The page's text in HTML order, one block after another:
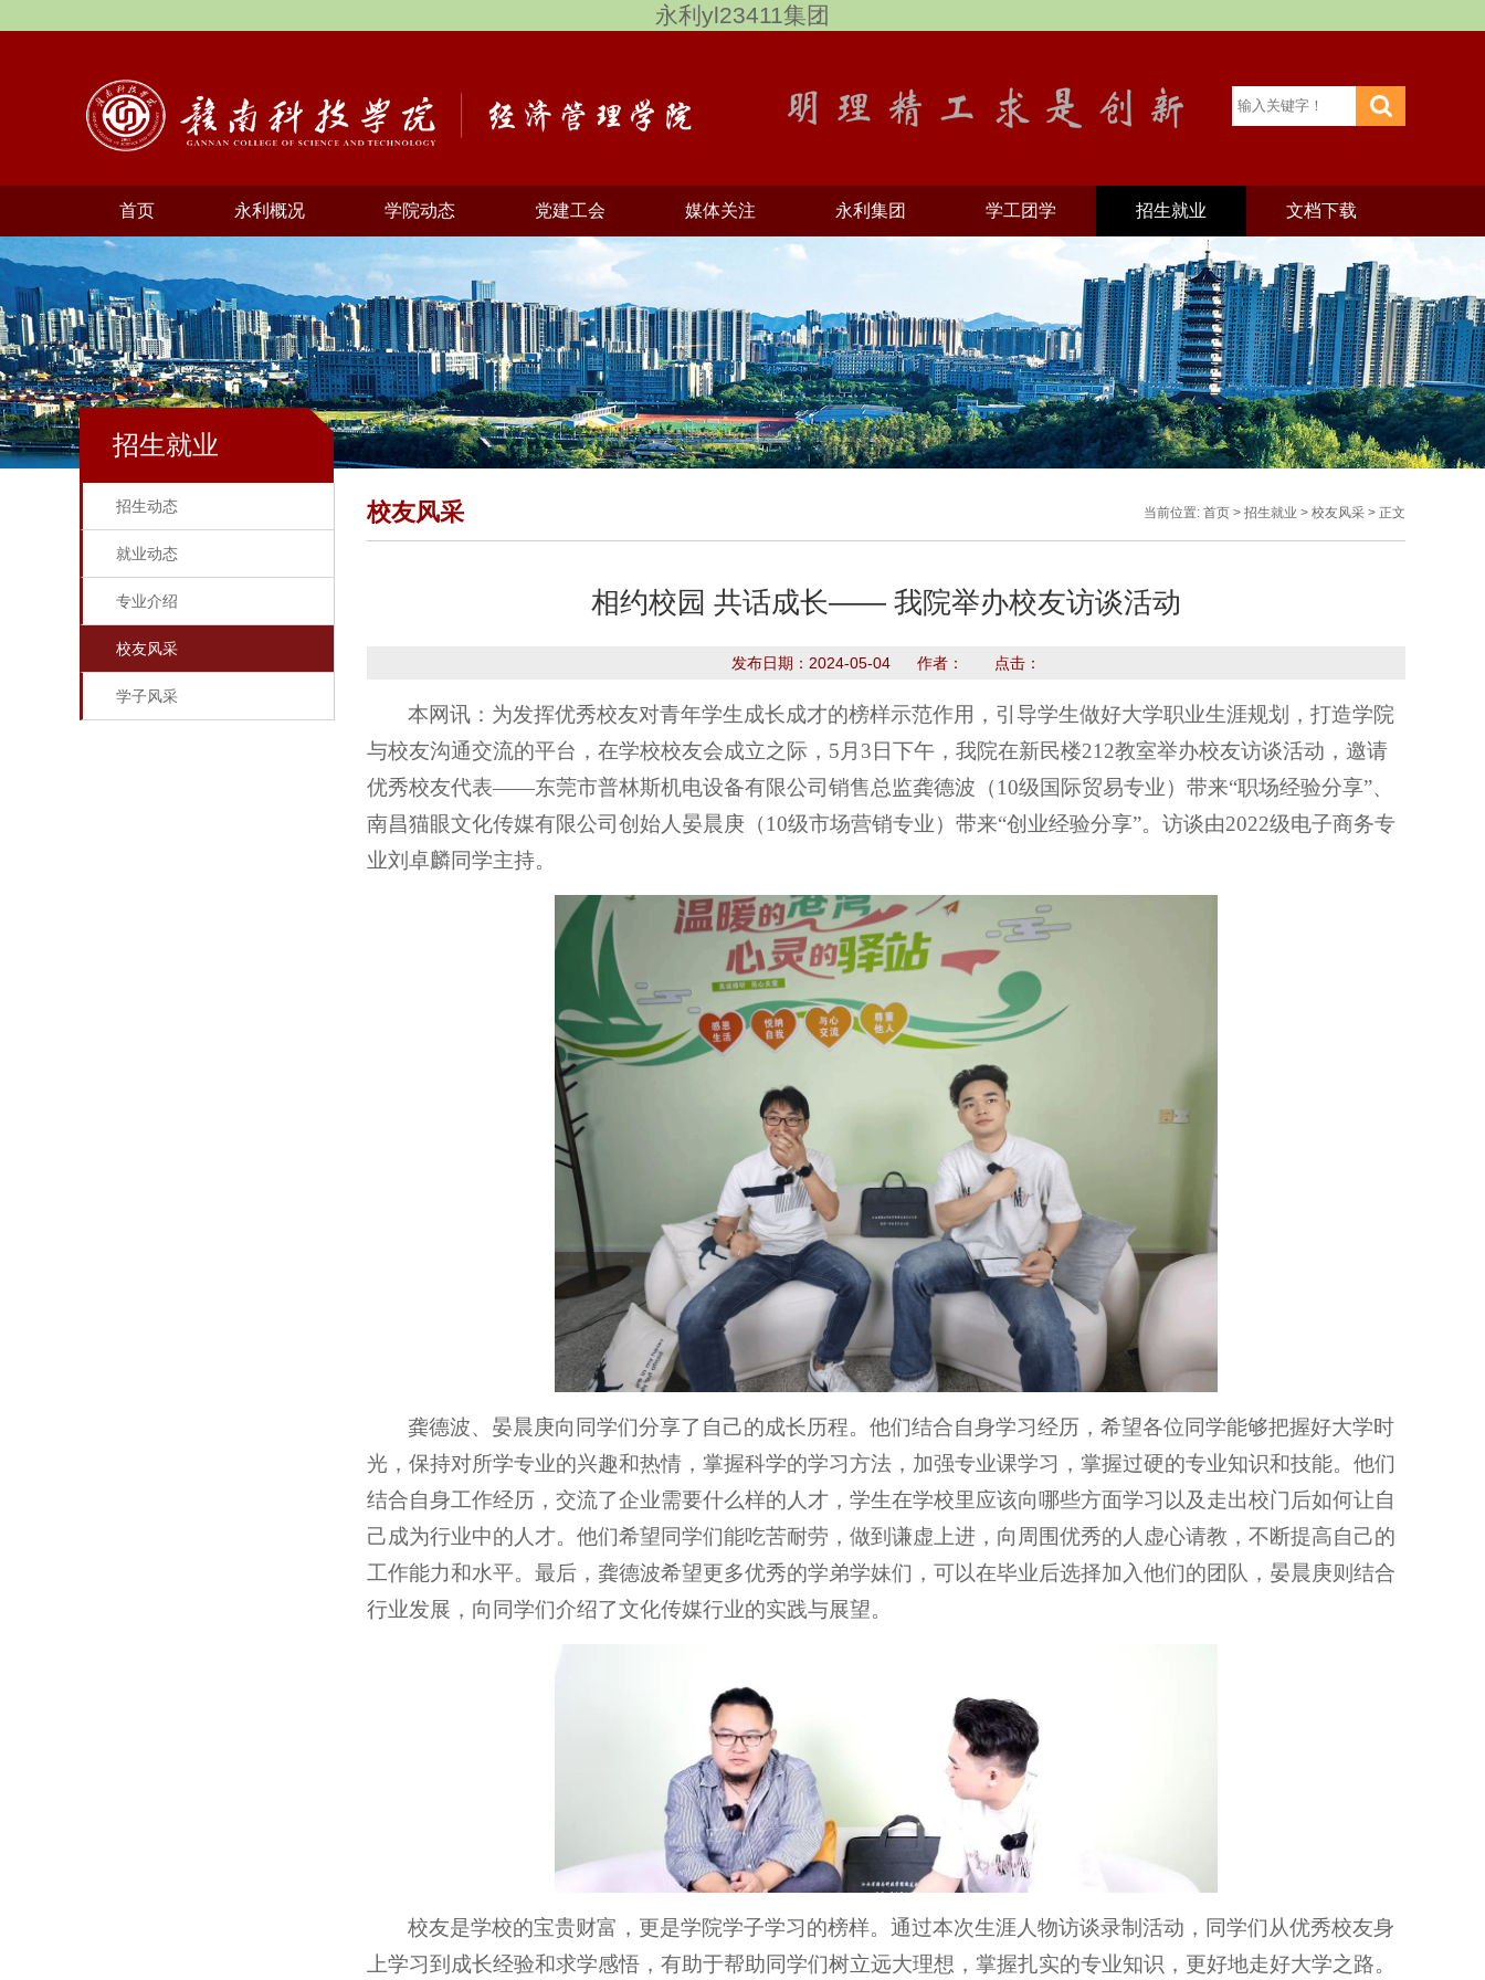
永利yl23411集团
首页 永利概况 学院动态 党建工会 媒体关注 永利集团 学工团学 招生就业 文档下载
招生就业
招生动态
就业动态
专业介绍
校友风采
学子风采
校友风采 当前位置: 首页 > 招生就业 > 校友风采 > 正文
相约校园 共话成长—— 我院举办校友访谈活动
发布日期：2024-05-04 作者： 点击：
本网讯：为发挥优秀校友对青年学生成长成才的榜样示范作用，引导学生做好大学职业生涯规划，打造学院
与校友沟通交流的平台，在学校校友会成立之际，5月3日下午，我院在新民楼212教室举办校友访谈活动，邀请
优秀校友代表——东莞市普林斯机电设备有限公司销售总监龚德波（10级国际贸易专业）带来“职场经验分享”、
南昌猫眼文化传媒有限公司创始人晏晨庚（10级市场营销专业）带来“创业经验分享”。访谈由2022级电子商务专
业刘卓麟同学主持。
龚德波、晏晨庚向同学们分享了自己的成长历程。他们结合自身学习经历，希望各位同学能够把握好大学时
光，保持对所学专业的兴趣和热情，掌握科学的学习方法，加强专业课学习，掌握过硬的专业知识和技能。他们
结合自身工作经历，交流了企业需要什么样的人才，学生在学校里应该向哪些方面学习以及走出校门后如何让自
己成为行业中的人才。他们希望同学们能吃苦耐劳，做到谦虚上进，向周围优秀的人虚心请教，不断提高自己的
工作能力和水平。最后，龚德波希望更多优秀的学弟学妹们，可以在毕业后选择加入他们的团队，晏晨庚则结合
行业发展，向同学们介绍了文化传媒行业的实践与展望。
校友是学校的宝贵财富，更是学院学子学习的榜样。通过本次生涯人物访谈录制活动，同学们从优秀校友身
上学习到成长经验和求学感悟，有助于帮助同学们树立远大理想，掌握扎实的专业知识，更好地走好大学之路。